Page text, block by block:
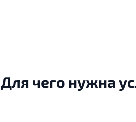
Для чего нужна